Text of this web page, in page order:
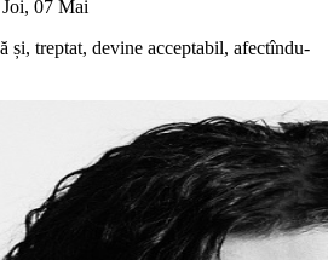
Joi, 07 Mai
și, treptat, devine acceptabil, afectîndu-